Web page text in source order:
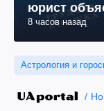
юрист
8 часов назад
Астрология и